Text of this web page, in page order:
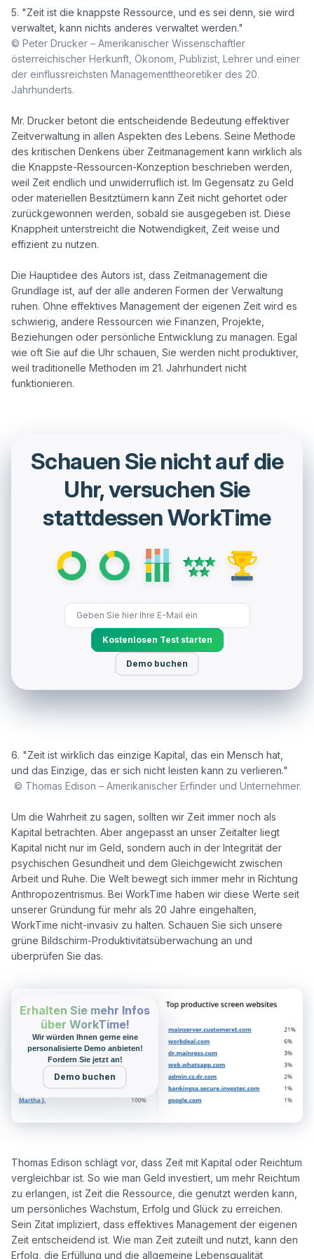
5. "Zeit ist die knappste Ressource, und es sei denn, sie wird
© Peter Drucker – Amerikanischer Wissenschaftler
österreichischer Herkunft, Ökonom, Publizist, Lehrer und einer
der einflussreichsten Managementtheoretiker des 20.
Jahrhunderts.
Mr. Drucker betont die entscheidende Bedeutung effektiver
Zeitverwaltung in allen Aspekten des Lebens. Seine Methode
des kritischen Denkens über Zeitmanagement kann wirklich als
die Knappste-Ressourcen-Konzeption beschrieben werden,
weil Zeit endlich und unwiderruflich ist. Im Gegensatz zu Geld
oder materiellen Besitztümern kann Zeit nicht gehortet oder
zurückgewonnen werden, sobald sie ausgegeben ist. Diese
Knappheit unterstreicht die Notwendigkeit, Zeit weise und
effizient zu nutzen.
Die Hauptidee des Autors ist, dass Zeitmanagement die
Grundlage ist, auf der alle anderen Formen der Verwaltung
ruhen. Ohne effektives Management der eigenen Zeit wird es
schwierig, andere Ressourcen wie Finanzen, Projekte,
Beziehungen oder persönliche Entwicklung zu managen. Egal
wie oft Sie auf die Uhr schauen, Sie werden nicht produktiver,
weil traditionelle Methoden im 21. Jahrhundert nicht
Schauen Sie nicht auf die
Uhr, versuchen Sie
stattdessen WorkTime
Kostenlosen Test starten
Demo buchen
6. "Zeit ist wirklich das einzige Kapital, das ein Mensch hat,
und das Einzige, das er sich nicht leisten kann zu verlieren."
© Thomas Edison – Amerikanischer Erfinder und Unternehmer.
Um die Wahrheit zu sagen, sollten wir Zeit immer noch als
Kapital betrachten. Aber angepasst an unser Zeitalter liegt
Kapital nicht nur im Geld, sondern auch in der Integrität der
psychischen Gesundheit und dem Gleichgewicht zwischen
Arbeit und Ruhe. Die Welt bewegt sich immer mehr in Richtung
Anthropozentrismus. Bei WorkTime haben wir diese Werte seit
unserer Gründung für mehr als 20 Jahre eingehalten,
WorkTime nicht-invasiv zu halten. Schauen Sie sich unsere
grüne Bildschirm-Produktivitätsüberwachung an und
Erhalten Sie mehr Infos
über WorkTime!
Wir würden Ihnen gerne eine
personalisierte Demo anbieten!
Fordern Sie jetzt an!
Demo buchen
Thomas Edison schlägt vor, dass Zeit mit Kapital oder Reichtum
vergleichbar ist. So wie man Geld investiert, um mehr Reichtum
zu erlangen, ist Zeit die Ressource, die genutzt werden kann,
um persönliches Wachstum, Erfolg und Glück zu erreichen.
Sein Zitat impliziert, dass effektives Management der eigenen
Zeit entscheidend ist. Wie man Zeit zuteilt und nutzt, kann den
Erfolg, die Erfüllung und die allgemeine Lebensqualität